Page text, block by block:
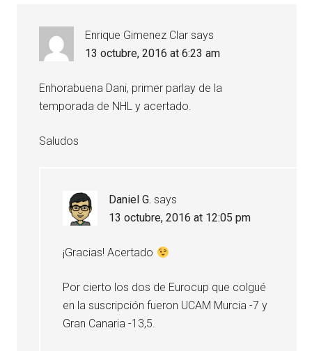
Enrique Gimenez Clar says
13 octubre, 2016 at 6:23 am
Enhorabuena Dani, primer parlay de la
temporada de NHL y acertado.
Saludos
Daniel G. says
13 octubre, 2016 at 12:05 pm
¡Gracias! Acertado
Por cierto los dos de Eurocup que colgué
en la suscripción fueron UCAM Murcia -7 y
Gran Canaria -13,5.